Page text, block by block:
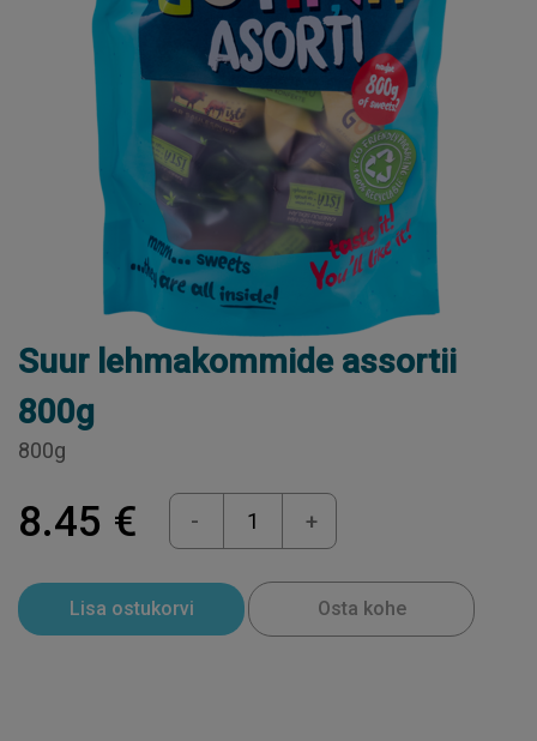
Suur lehmakommide assortii
800g
800g
8.45 € - +
Lisa ostukorvi Osta kohe